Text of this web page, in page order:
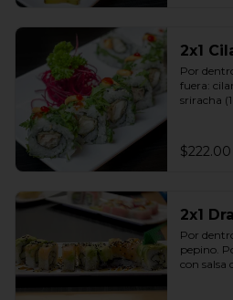
2x1
Por
fuera:
sriracha
$222.00
2x1
Por
pepino.
con salsa